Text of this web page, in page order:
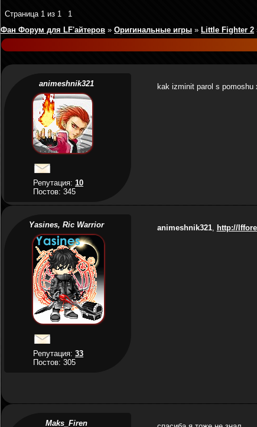
Страница 1 из 1
1
Фан Форум для LF'айтеров » Оригинальные игры » Little Fighter 2
animeshnik321
Репутация:10
Постов: 345
kak izminit parol s pomoshu
Yasines, Ric Warrior
Репутация:33
Постов: 305
animeshnik321, http://
Maks_Firen